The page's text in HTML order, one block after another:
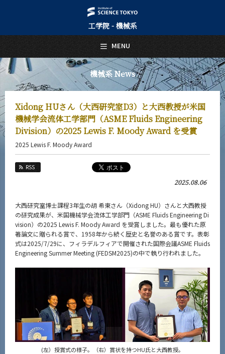
工学院 - 機械系
機械系 News
Xidong HUさん（大西研究室D3）と大西教授が米国
機械学会流体工学部門（ASME Fluids Engineering
Division）の2025 Lewis F. Moody Award を受賞
2025 Lewis F. Moody Award
RSS
2025.08.06
大西研究室博士課程3年生の胡 希東さん（Xidong HU）さんと大西教授
の研究成果が、米国機械学会流体工学部門（ASME Fluids Engineering Di
vision）の2025 Lewis F. Moody Award を受賞しました。最も優れた原
著論文に贈られる賞で、1958年から続く歴史と名誉のある賞です。表彰
式は2025/7/29に、フィラデルフィアで開催された国際会議ASME Fluids
Engineering Summer Meeting (FEDSM2025)の中で執り行われました。
(左）授賞式の様子。（右）賞状を持つHU氏と大西教授。
MENU
日本語 English
トップページ
Top Page
機械系について
About Us
教育
Education
教員・研究室
Faculty and Laboratories
未来
Admissions
機械系 News
News
News 一覧
カテゴリ別
イベントカレンダー
Event Calendar